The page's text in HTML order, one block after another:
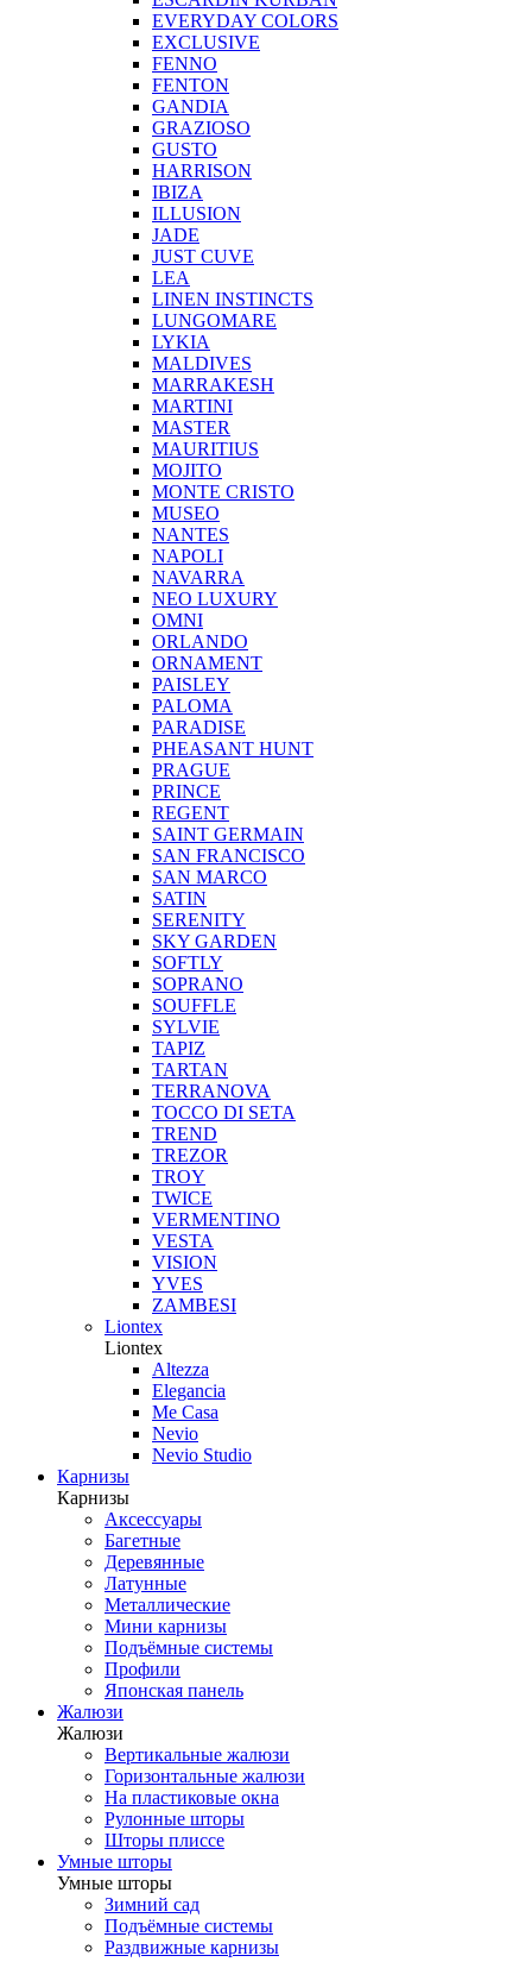
EVERYDAY COLORS
EXCLUSIVE
FENNO
FENTON
GANDIA
GRAZIOSO
GUSTO
HARRISON
IBIZA
ILLUSION
JADE
JUST CUVE
LEA
LINEN INSTINCTS
LUNGOMARE
LYKIA
MALDIVES
MARRAKESH
MARTINI
MASTER
MAURITIUS
MOJITO
MONTE CRISTO
MUSEO
NANTES
NAPOLI
NAVARRA
NEO LUXURY
OMNI
ORLANDO
ORNAMENT
PAISLEY
PALOMA
PARADISE
PHEASANT HUNT
PRAGUE
PRINCE
REGENT
SAINT GERMAIN
SAN FRANCISCO
SAN MARCO
SATIN
SERENITY
SKY GARDEN
SOFTLY
SOPRANO
SOUFFLE
SYLVIE
TAPIZ
TARTAN
TERRANOVA
TOCCO DI SETA
TREND
TREZOR
TROY
TWICE
VERMENTINO
VESTA
VISION
YVES
ZAMBESI
Liontex
Liontex
Altezza
Elegancia
Me Casa
Nevio
Nevio Studio
Карнизы
Карнизы
Аксессуары
Багетные
Деревянные
Латунные
Металлические
Мини карнизы
Подъёмные системы
Профили
Японская панель
Жалюзи
Жалюзи
Вертикальные жалюзи
Горизонтальные жалюзи
На пластиковые окна
Рулонные шторы
Шторы плиссе
Умные шторы
Умные шторы
Зимний сад
Подъёмные системы
Раздвижные карнизы